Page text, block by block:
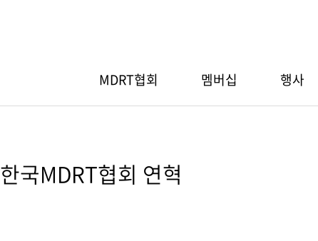
MDRT협회
소개
멤버십 행사
행사 안내
한국MDRT협회 연혁